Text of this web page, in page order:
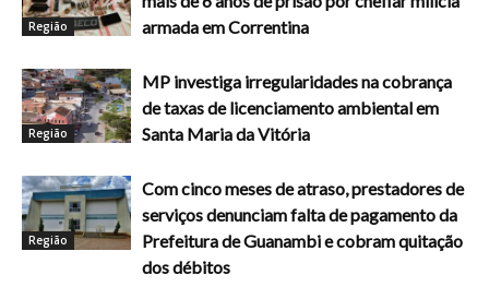
Região
armada em Correntina
Região
MP investiga irregularidades na cobrança
de taxas de licenciamento ambiental em
Santa Maria da Vitória
Região
Com cinco meses de atraso, prestadores de
serviços denunciam falta de pagamento da
Prefeitura de Guanambi e cobram quitação
dos débitos